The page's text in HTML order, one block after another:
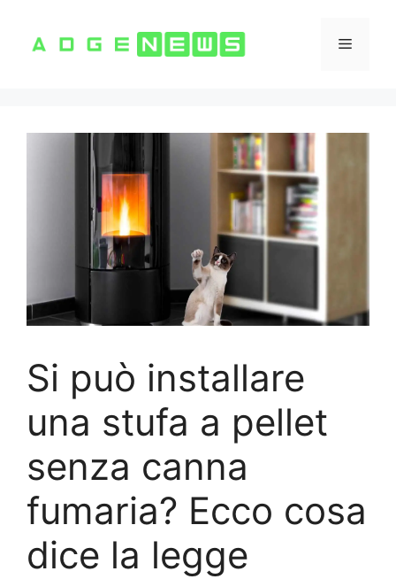
contenuto
Menu
Si può installare
una stufa a pellet
senza canna
fumaria? Ecco cosa
dice la legge